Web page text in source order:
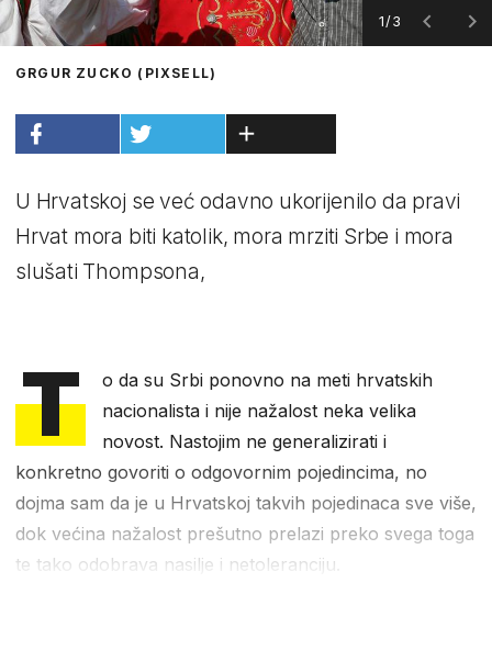
1/3
GRGUR ZUCKO (PIXSELL)
U Hrvatskoj se već odavno ukorijenilo da pravi
Hrvat mora biti katolik, mora mrziti Srbe i mora
slušati Thompsona,
T
o da su Srbi ponovno na meti hrvatskih
nacionalista i nije nažalost neka velika
novost. Nastojim ne generalizirati i
konkretno govoriti o odgovornim pojedincima, no
dojma sam da je u Hrvatskoj takvih pojedinaca sve više,
dok većina nažalost prešutno prelazi preko svega toga
te tako odobrava nasilje i netoleranciju.